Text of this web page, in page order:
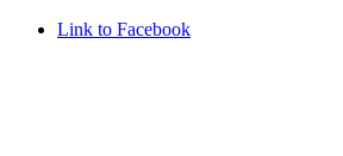
Link to Facebook